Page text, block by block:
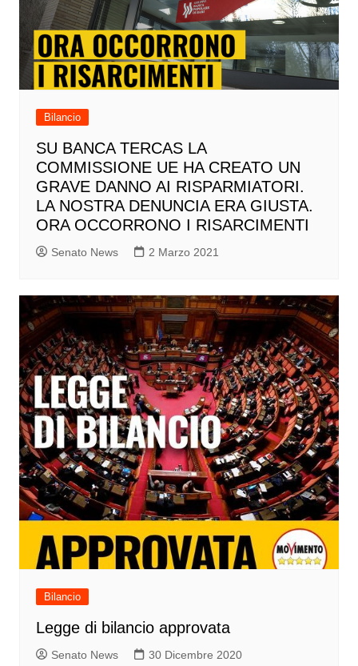
Bilancio
SU BANCA TERCAS LA
COMMISSIONE UE HA CREATO UN
GRAVE DANNO AI RISPARMIATORI.
LA NOSTRA DENUNCIA ERA GIUSTA.
ORA OCCORRONO I RISARCIMENTI
Senato News 2 Marzo 2021
Bilancio
Legge di bilancio approvata
Senato News 30 Dicembre 2020